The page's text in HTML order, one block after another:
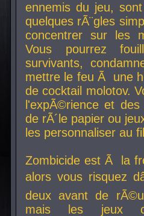
ennemis du jeu,
quelques rÃ¨gles
concentrer sur les
Vous pourrez
survivants,
mettre le feu Ã une
de cocktail molotov.
l'expÃ©rience et
de rÃ´le papier ou
les personnaliser au
Zombicide est Ã la
alors vous risquez
deux avant de
mais les jeux